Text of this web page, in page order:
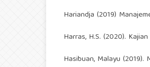
Hariandja (2019)
Harras, H.S. (2020).
Hasibuan, Malayu (2019).